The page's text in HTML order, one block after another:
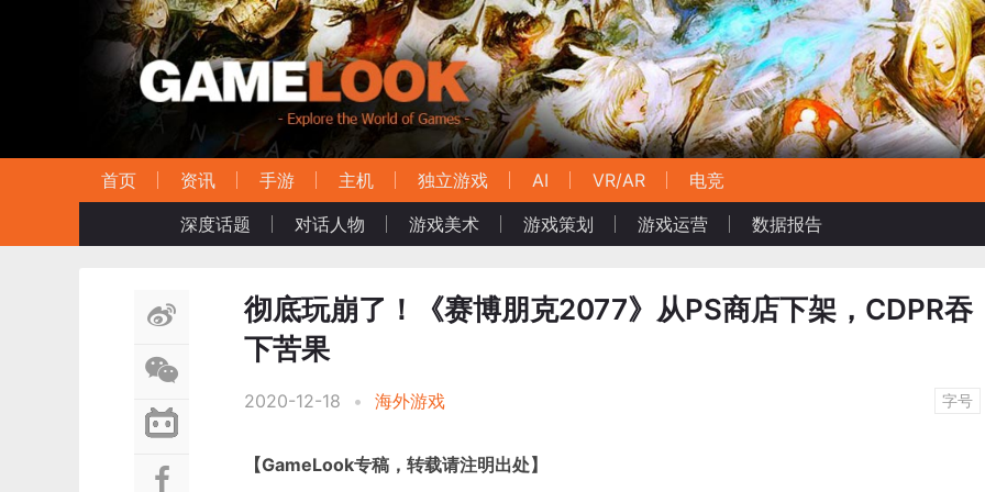
首页 资讯 手游 主机 独立游戏 AI VR/AR
电竞
深度话题
对话人物 游戏美术 游戏策划 游戏运营 数据报告
彻底玩崩了！《赛博朋克2077》从PS商店下架，CDPR吞
下苦果
2020-12-18 • 海外游戏 字号
【GameLook专稿，转载请注明出处】